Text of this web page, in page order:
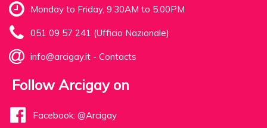
Monday to Friday, 9.30AM to 5.00PM
051 09 57 241 (Ufficio Nazionale)
info@arcigay.it - Contacts
Follow Arcigay on
Facebook: @Arcigay